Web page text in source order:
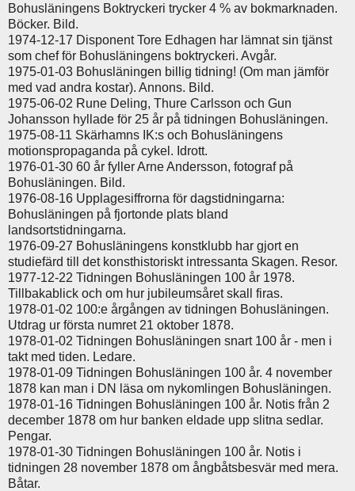
Bohusläningens Boktryckeri trycker 4 % av bokmarknaden.
Böcker. Bild.
1974-12-17 Disponent Tore Edhagen har lämnat sin tjänst
som chef för Bohusläningens boktryckeri. Avgår.
1975-01-03 Bohusläningen billig tidning! (Om man jämför
med vad andra kostar). Annons. Bild.
1975-06-02 Rune Deling, Thure Carlsson och Gun
Johansson hyllade för 25 år på tidningen Bohusläningen.
1975-08-11 Skärhamns IK:s och Bohusläningens
motionspropaganda på cykel. Idrott.
1976-01-30 60 år fyller Arne Andersson, fotograf på
Bohusläningen. Bild.
1976-08-16 Upplagesiffrorna för dagstidningarna:
Bohusläningen på fjortonde plats bland
landsortstidningarna.
1976-09-27 Bohusläningens konstklubb har gjort en
studiefärd till det konsthistoriskt intressanta Skagen. Resor.
1977-12-22 Tidningen Bohusläningen 100 år 1978.
Tillbakablick och om hur jubileumsåret skall firas.
1978-01-02 100:e årgången av tidningen Bohusläningen.
Utdrag ur första numret 21 oktober 1878.
1978-01-02 Tidningen Bohusläningen snart 100 år - men i
takt med tiden. Ledare.
1978-01-09 Tidningen Bohusläningen 100 år. 4 november
1878 kan man i DN läsa om nykomlingen Bohusläningen.
1978-01-16 Tidningen Bohusläningen 100 år. Notis från 2
december 1878 om hur banken eldade upp slitna sedlar.
Pengar.
1978-01-30 Tidningen Bohusläningen 100 år. Notis i
tidningen 28 november 1878 om ångbåtsbesvär med mera.
Båtar.